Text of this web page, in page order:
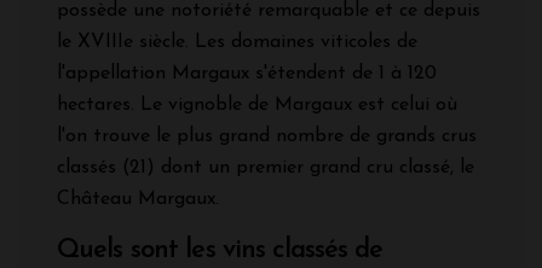
possède une notoriété remarquable et ce depuis
le XVIIIe siècle. Les domaines viticoles de
l'appellation Margaux s'étendent de 1 à 120
hectares. Le vignoble de Margaux est celui où
l'on trouve le plus grand nombre de grands crus
classés (21) dont un premier grand cru classé, le
Château Margaux.
Quels sont les vins classés de